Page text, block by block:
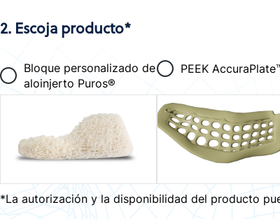
2. Escoja producto*
Bloque personalizado de
aloinjerto Puros®
PEEK
*La autorización y la disponibilidad del producto